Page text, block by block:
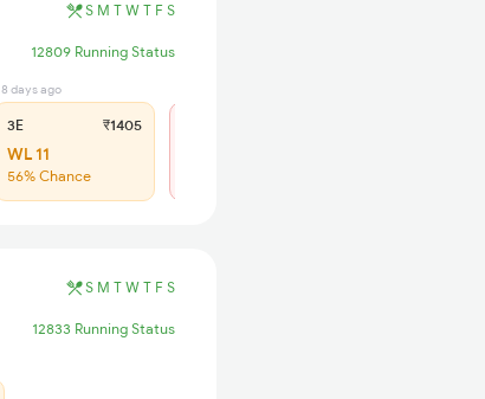
S M T W T F S
12809 Running Status
8 days ago
3E ₹1405
WL 11
56% Chance
S M T W T F S
12833 Running Status